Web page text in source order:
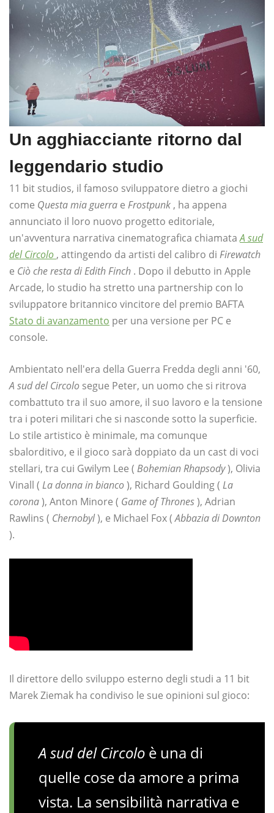
Un agghiacciante ritorno dal
leggendario studio
11 bit studios, il famoso sviluppatore dietro a giochi
come Questa mia guerra e Frostpunk , ha appena
annunciato il loro nuovo progetto editoriale,
un'avventura narrativa cinematografica chiamataA sud
del Circolo , attingendo da artisti del calibro di Firewatch
e Ciò che resta di Edith Finch . Dopo il debutto in Apple
Arcade, lo studio ha stretto una partnership con lo
sviluppatore britannico vincitore del premio BAFTA
Stato di avanzamento per una versione per PC e
console.
Ambientato nell'era della Guerra Fredda degli anni '60,
A sud del Circolo segue Peter, un uomo che si ritrova
combattuto tra il suo amore, il suo lavoro e la tensione
tra i poteri militari che si nasconde sotto la superficie.
Lo stile artistico è minimale, ma comunque
sbalorditivo, e il gioco sarà doppiato da un cast di voci
stellari, tra cui Gwilym Lee ( Bohemian Rhapsody), Olivia
Vinall ( La donna in bianco), Richard Goulding ( La
corona), Anton Minore ( Game of Thrones), Adrian
Rawlins ( Chernobyl), e Michael Fox (Abbazia di Downton
).
Il direttore dello sviluppo esterno degli studi a 11 bit
Marek Ziemak ha condiviso le sue opinioni sul gioco:
A sud del Circolo è una di
quelle cose da amore a prima
vista. La sensibilità narrativa e